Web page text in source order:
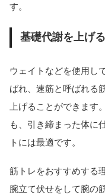
す。
基礎代謝を上げ
ウェイトなどを使用し
ばれ、速筋と呼ばれる
上げることができます
も、引き締まった体に
トには最適です。
筋トレをおすすめする
腕立て伏せをして腕の